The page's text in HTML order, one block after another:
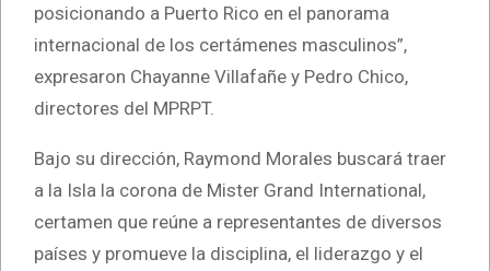
posicionando a Puerto Rico en el panorama
internacional de los certámenes masculinos”,
expresaron Chayanne Villafañe y Pedro Chico,
directores del MPRPT.
Bajo su dirección, Raymond Morales buscará traer
a la Isla la corona de Mister Grand International,
certamen que reúne a representantes de diversos
países y promueve la disciplina, el liderazgo y el